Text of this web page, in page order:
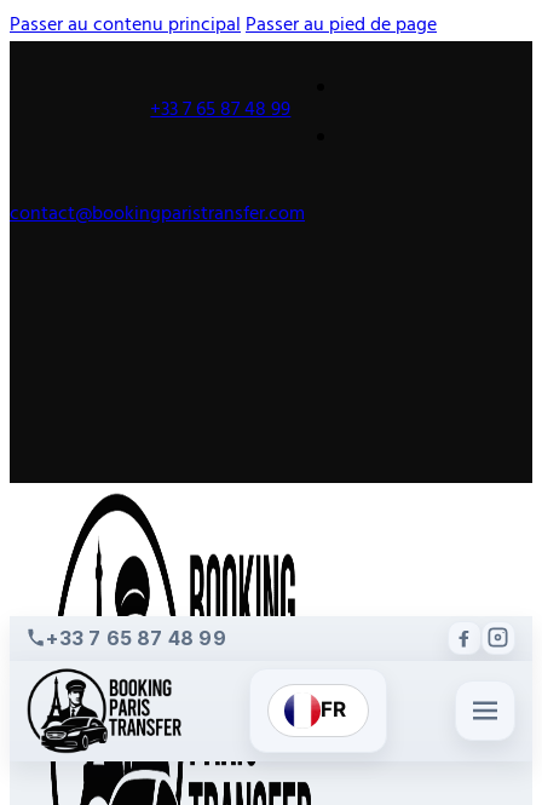
Passer au contenu principalPasser au pied de page
+33 7 65 87 48 99
contact@bookingparistransfer.com
+33 7 65 87 48 99
FR